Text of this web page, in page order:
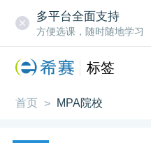
多平台全面支持
方便选课，随时随地学习
标签
首页 > MPA院校